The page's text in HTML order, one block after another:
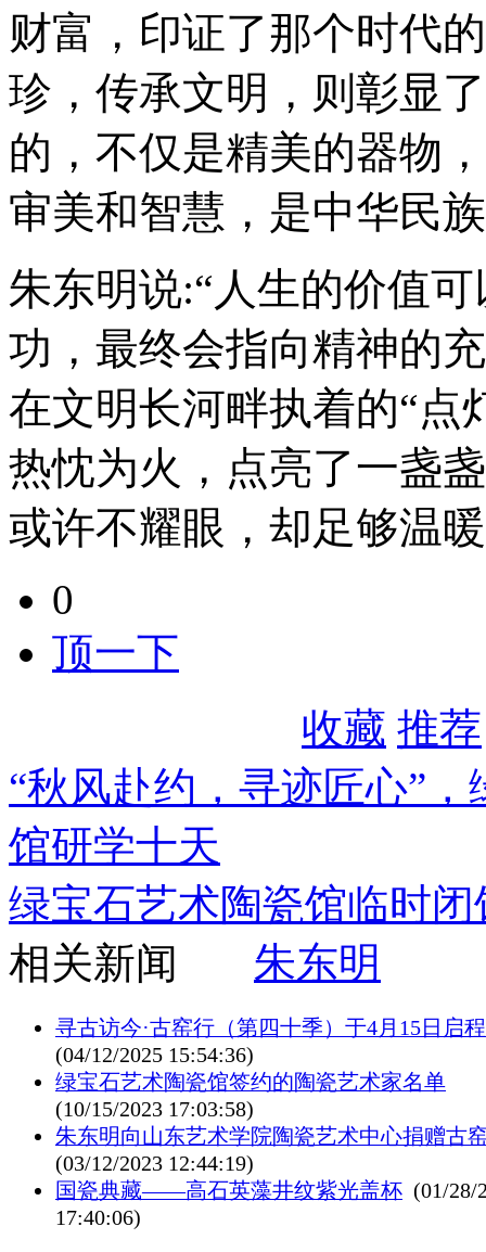
财富，印证了那个时代
珍，传承文明，则彰显
的，不仅是精美的器物
审美和智慧，是中华民
朱东明说:“人生的价值
功，最终会指向精神的
在文明长河畔执着的“点
热忱为火，点亮了一盏
或许不耀眼，却足够温
0
顶一下
收藏 推荐
“秋风赴约，寻迹匠心”
馆研学十天
绿宝石艺术陶瓷馆临时闭
相关新闻
朱东明
寻古访今·古窑行（第四十季）于4月15日启程
(04/12/2025 15:54:36)
绿宝石艺术陶瓷馆签约的陶瓷艺术家名单
(10/15/2023 17:03:58)
朱东明向山东艺术学院陶瓷艺术中心捐赠古
(03/12/2023 12:44:19)
国瓷典藏——高石英藻井纹紫光盖杯 (01/28/
17:40:06)